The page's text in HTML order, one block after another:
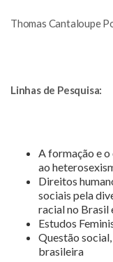
Thomas Cantaloupe
Linhas de Pesquisa:
A formação e
ao
Direitos
sociais pela
racial no Brasil
Estudos
Questão
brasileira